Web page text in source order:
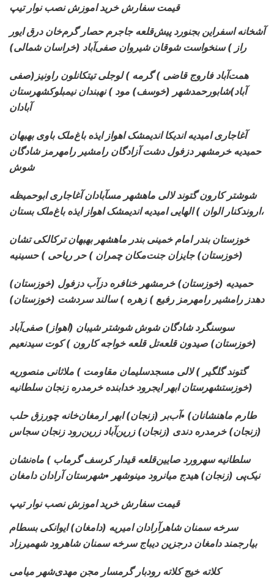
قیمت سفارش خرید اموزش نصب نوار تیپ
آشخانه اسفراین بجنورد پیش‌قلعه جاجرم حصار گرم‌خان درق ایور
راز ) سنخواست شوقان شیروان صفی‌آباد (خراسان شمالی)
همت‌آبادفاروج قاضی ) گرمه ) لوجلی تیتکانلون راونیز(صفی
آباد)شابورحمدشهر (خوسف) مود ) نهبندان نیمبلوکشهرستان
آبادان
آغاجاریامیدیه اندیکا اندیمشک اهواز ایذه باغ‌ملک باوی بهبهان
حمیدیه خرمشهر دزفول دشت آزادگان رامشیر رامهرمز شادگان
شوش
شوشتر کارون گتوند لالی ماهشهر مسآبادان آغاجاری ابوحمیظه
اروندکنار الوان ) الهایی امیدیه اندیمشک اهواز ایذه باغ‌ملک بستان،
خوزستان بندر امام خمینی بندر ماهشهر بهبهان ترکالکی تشان
(خوزستان) جایزان جنت‌مکان چمران ) حر ریاحی ) حسینیه
(خوزستان) حمیدیه (خوزستان) خرمشهر خنافره دزآب دزفول
دهدز رامشیر رامهرمز رفیع ) زهره ) سالند سردشت (خوزستان)
سوسنگرد شادگان شوش شوشتر شیبان (اهواز) صفی‌آباد
(خوزستان) صیدون قلعه‌تل قلعه خواجه کارون ) کوت سیدنعیم
گتوند گلگیر ) لالی مسجدسلیمان مقاومت ) ملاثانی منصوریه
(خوزستشهرستان ابهر ایجرود خدابنده خرمدره زنجان سلطانیه
طارم ماهنشانان) •آب‌بر (زنجان) ابهر ارمغان‌خانه چورزق حلب
(زنجان) خرمدره دندی (زنجان) زرین‌آباد زرین‌رود زنجان سجاس
سلطانیه سهرورد صایین‌قلعه قیدار کرسف گرماب ) ماه‌نشان
نیک‌پی (زنجان) هیدج میانرود مینوشهر •شهرستان آرادان دامغان
قیمت سفارش خرید اموزش نصب نوار تیپ
سرخه سمنان شاهرآرادان امیریه (دامغان) ایوانکی بسطام
بیارجمند دامغان درجزین دیباج سرخه سمنان شاهرود شهمیرزاد
کلاته خیج کلاته رودبار گرمسار مجن مهدی‌شهر میامی